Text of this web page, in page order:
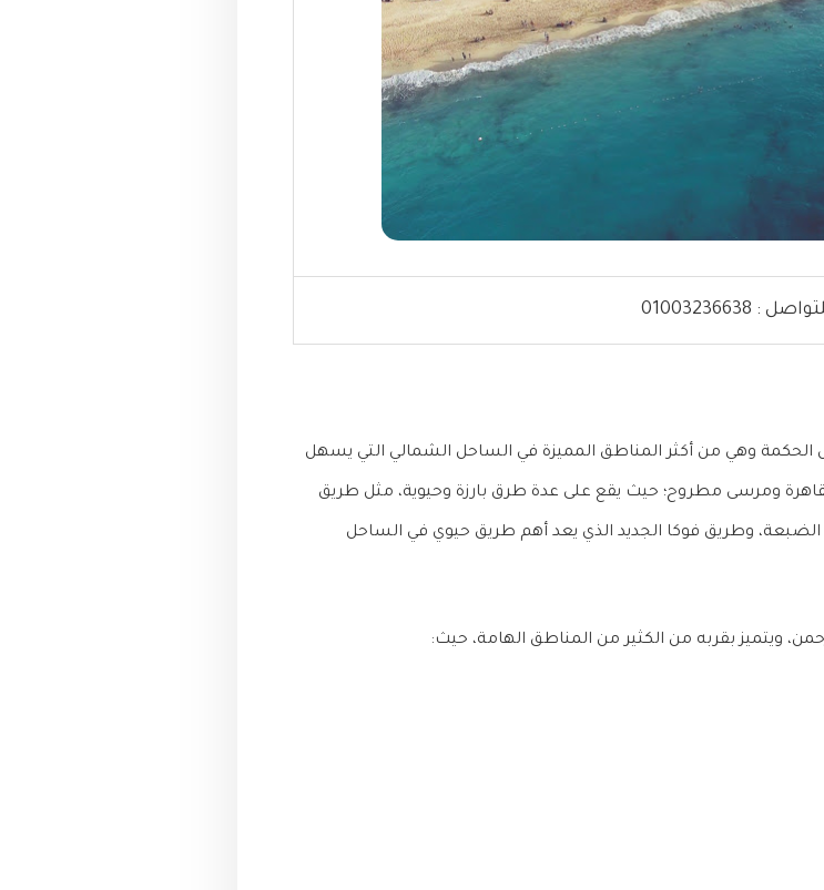
: 01003236638
وهي من أكثر المناطق المميزة في الساحل الشمالي التي يسهل
ومرسى مطروح؛ حيث يقع على عدة طرق بارزة وحيوية، مثل طريق
الضبعة، وطريق فوكا الجديد الذي يعد أهم طريق حيوي في الساحل
ويتميز بقربه من الكثير من المناطق الهامة، حيث: